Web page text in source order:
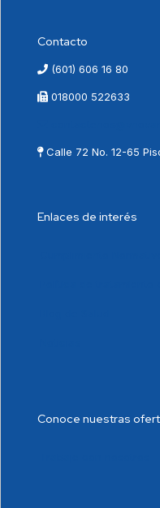
Contacto
(601) 606 16 80
018000 522633
Calle 72 No. 12-65
Enlaces de interés
Conoce nuestras